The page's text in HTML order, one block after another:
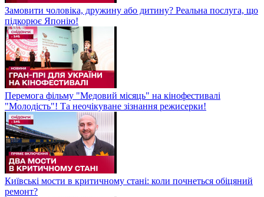
Замовити чоловіка, дружину або дитину? Реальна послуга, що
підкорює Японію!
Перемога фільму "Медовий місяць" на кінофестивалі
"Молодість"! Та неочікуване зізнання режисерки!
Київські мости в критичному стані: коли почнеться обіцяний
ремонт?